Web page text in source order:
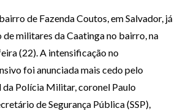
de Fazenda Coutos, em Salvador, já
de militares da Caatinga no bairro, na
(22). A intensificação no
foi anunciada mais cedo pelo
Polícia Militar, coronel Paulo
de Segurança Pública (SSP),